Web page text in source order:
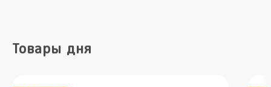
Товары дня